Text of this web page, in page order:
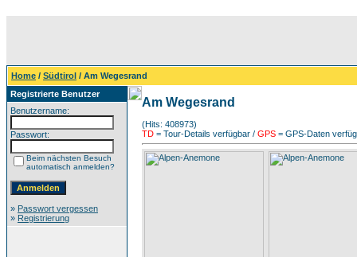
Home / Südtirol / Am Wegesrand
Registrierte Benutzer
Benutzername:
Passwort:
Beim nächsten Besuch
automatisch anmelden?
» Passwort vergessen
» Registrierung
Am Wegesrand
(Hits: 408973)
TD = Tour-Details verfügbar / GPS = GPS-Daten